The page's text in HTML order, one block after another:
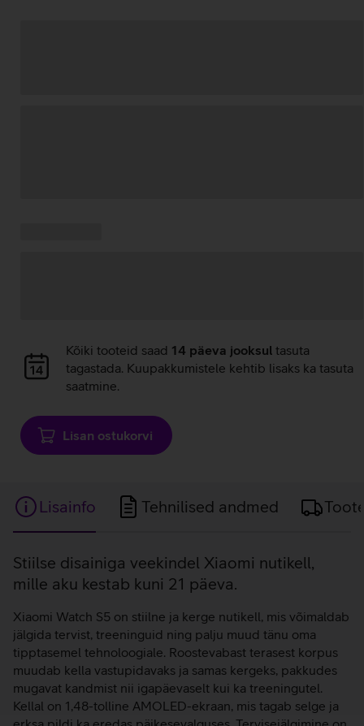
Andmete
laadimine
Kõiki tooteid saad 14 päeva jooksul tasuta
tagastada. Kuupakkumistele kehtib lisaks ka tasuta
saatmine.
Lisan ostukorvi
Lisainfo Tehnilised andmed
Lisainfo
Stiilse disainiga veekindel Xiaomi nutikell,
mille aku kestab kuni 21 päeva.
Xiaomi Watch S5 on stiilne ja kerge nutikell, mis võimaldab
jälgida tervist, treeninguid ning palju muud tänu oma
tipptasemel tehnoloogiale. Roostevabast terasest korpus
muudab kella vastupidavaks ja samas kergeks, pakkudes
mugavat kandmist nii igapäevaselt kui ka treeningutel.
Kellal on 1,48-tolline AMOLED-ekraan, mis tagab selge ja